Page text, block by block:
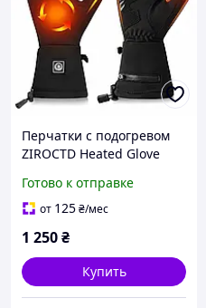
Перчатки с подогревом
ZIROCTD Heated Glove
размер L для мотоспорта,
зимних прогулок и
Готово к отправке
от 125₴/мес
1 250₴
Купить